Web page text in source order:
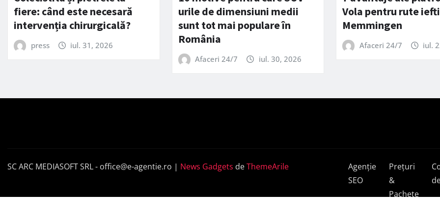
fiere: când este necesară
intervenția chirurgicală?
press iul. 31, 2026
urile de dimensiuni medii
sunt tot mai populare în
România
Afaceri 24/7 iul. 30, 2026
Vola pentru rute
Memmingen
Afaceri 24/7 iul.
SC ARC MEDIASOFT SRL - office@e-agentie.ro | News Gadgets deThemeArile
Agenție
SEO
Prețuri
&
Pachete